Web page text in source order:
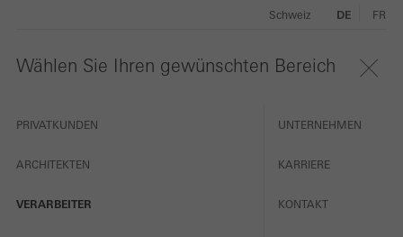
Wählen Sie Ihren gewünschten Bereich
PRIVATKUNDEN
ARCHITEKTEN
VERARBEITER
UNTERNEHMEN
KARRIERE
KONTAKT
Schweiz DE FR